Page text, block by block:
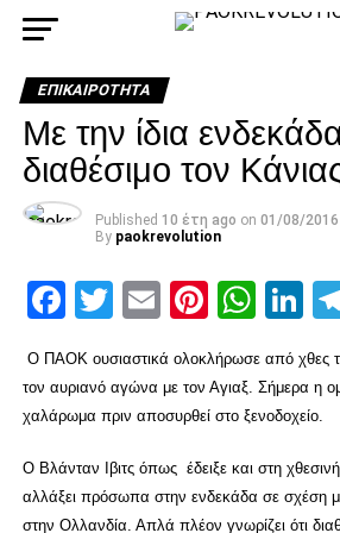
ΕΠΙΚΑΙΡΌΤΗΤΑ
Με την ίδια
διαθέσιμο τον
Published 10 έτη ago on 01/08/2016
By paokrevolution
Facebook
Twitter
Email
Ο ΠΑΟΚ ουσιαστικά ολοκλήρωσε από χθες
τον αυριανό αγώνα με τον Αγιαξ. Σήμερα η
χαλάρωμα πριν αποσυρθεί στο ξενοδοχείο.
Ο Βλάνταν Ιβιτς όπως έδειξε και στη
αλλάξει πρόσωπα στην ενδεκάδα σε σχέση
στην Ολλανδία. Απλά πλέον γνωρίζει ότι